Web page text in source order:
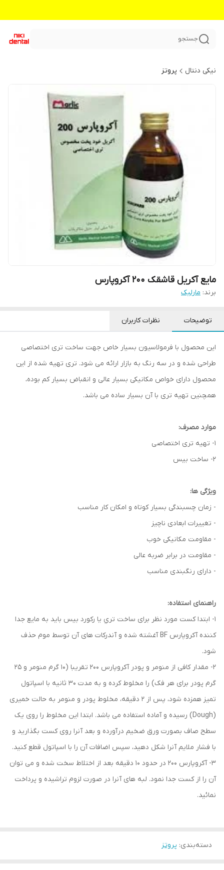
جستجو
نیکی دنتال پروتز
مایع آکریل قاشقک 200 آکروپارس
برند: مارلیک
توضیحات نظرات کاربران
این محصول با فرمولاسیون بسیار خاص جهت ساخت تری اختصاصی
طراحی شده و در سه رنگ به بازار ارائه می شود. تری تهیه شده از این
محصول دارای خواص مکانیکی بسیار عالی و انقباض بسیار کم بوده،
همچنین تهیه تری با آن بسیار ساده می باشد.
موارد مصرف:
1- تهیه تری اختصاصی
2- ساخت بیس
ویژگی ها:
- زمان چسبندگی بسیار کوتاه و امکان کار مناسب
- تغییرات ابعادی ناچیز
- مقاومت مکانیکی خوب
- مقاومت در برابر ضربه عالی
- دارای رنگبندی مناسب
راهنمای استفاده:
1- ابتدا كست مورد نظر برای ساخت تري يا ركورد بيس بايد به مايع جدا
كننده آكروپارس BF آغشته شده و آندركات های آن توسط موم حذف
شود.
2- مقدار كافی از منومر و پودر آكروپارس 200 تقريبا (10 گرم منومر و 25
گرم پودر برای هر فک) را مخلوط كرده و به مدت 30 ثانيه با اسپاتول
تميز همزده شود، پس از 2 دقيقه، مخلوط پودر و منومر به حالت خميری
(Dough) رسيده و آماده استفاده می باشد. ابتدا اين مخلوط را روی يک
سطح صاف بصورت ورق ضخيم درآورده و بعد آنرا روی كست بگذاريد و
با فشار ملايم آنرا شكل دهيد، سپس اضافات آن را با اسپاتول قطع كنيد.
3- آكروپارس 200 در حدود 10 دقيقه بعد از اختلاط سخت شده و می توان
آن را از كست جدا نمود. لبه های آنرا در صورت لزوم تراشيده و پرداخت
نمائيد.
دسته‌بندی: پروتز